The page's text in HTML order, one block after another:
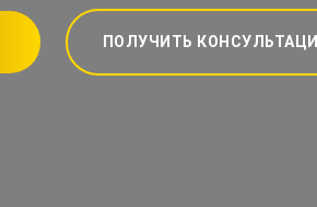
ПОЛУЧИТЬ